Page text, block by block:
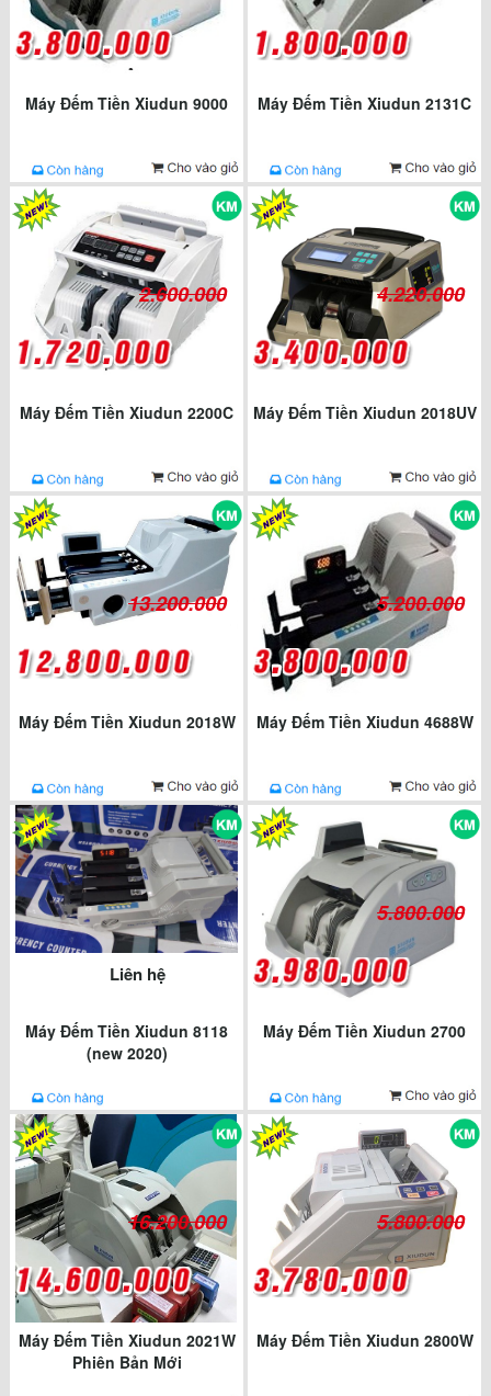
Máy Đếm Tiền Xiudun 9000 Máy Đếm Tiền Xiudun 2131C
2.600.000
Máy Đếm Tiền Xiudun 2200C
4.220.000
Máy Đếm Tiền Xiudun 2018UV
13.200.000
Máy Đếm Tiền Xiudun 2018W
5.200.000
Máy Đếm Tiền Xiudun 4688W
Liên hệ
Máy Đếm Tiền Xiudun 8118
(new 2020)
5.800.000
Máy Đếm Tiền Xiudun 2700
16.200.000
Máy Đếm Tiền Xiudun 2021W
Phiên Bản Mới
5.800.000
Máy Đếm Tiền Xiudun 2800W